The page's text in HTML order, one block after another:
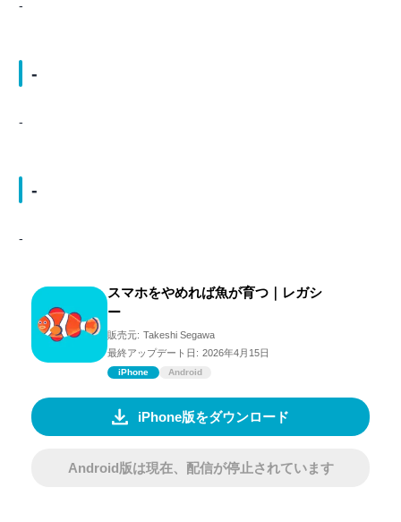
-
-
-
-
-
スマホをやめれば魚が育つ｜レガシ
ー
販売元: Takeshi Segawa
最終アップデート日: 2026年4月15日
iPhone Android
iPhone版をダウンロード
Android版は現在、配信が停止されています